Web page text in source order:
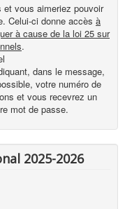
et vous aimeriez pouvoir
Celui-ci donne accès à
à cause de la loi 25 sur
.
dans le message,
votre numéro de
et vous recevrez un
mot de passe.
2025-2026